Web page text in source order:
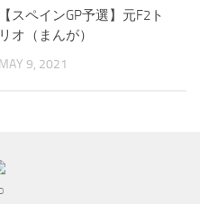
【スペインGP予選】元F2ト
リオ（まんが）
MAY 9, 2021